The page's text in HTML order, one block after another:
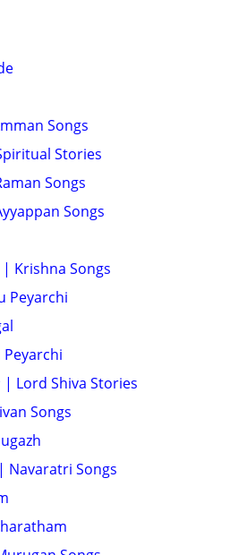
Songs
Stories
Songs
Songs
Krishna Songs
Peyarchi
Peyarchi
Lord Shiva Stories
Songs
Navaratri Songs